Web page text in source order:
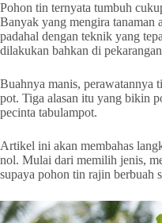
Pohon tin ternyata tumbuh
Banyak yang mengira tanaman
padahal dengan teknik yang
dilakukan bahkan di
Buahnya manis, perawatannya
pot. Tiga alasan itu yang bikin
pecinta tabulampot.
Artikel ini akan membahas
nol. Mulai dari memilih jenis,
supaya pohon tin rajin berbuah